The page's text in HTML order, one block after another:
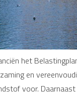
het
en
voor.